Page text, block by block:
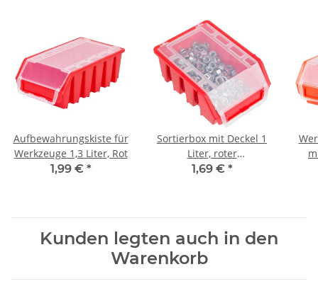
Aufbewahrungskiste für
Werkzeuge 1,3 Liter, Rot
1,99 € *
Sortierbox mit Deckel 1
Liter, roter
Sichtlagerkasten
1,69 € *
Kunden legten auch in den
Warenkorb